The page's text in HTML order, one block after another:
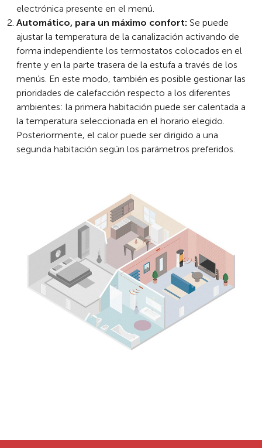
electrónica presente en el menú.
Automático, para un máximo confort: Se puede
ajustar la temperatura de la canalización activando de
forma independiente los termostatos colocados en el
frente y en la parte trasera de la estufa a través de los
menús. En este modo, también es posible gestionar las
prioridades de calefacción respecto a los diferentes
ambientes: la primera habitación puede ser calentada a
la temperatura seleccionada en el horario elegido.
Posteriormente, el calor puede ser dirigido a una
segunda habitación según los parámetros preferidos.